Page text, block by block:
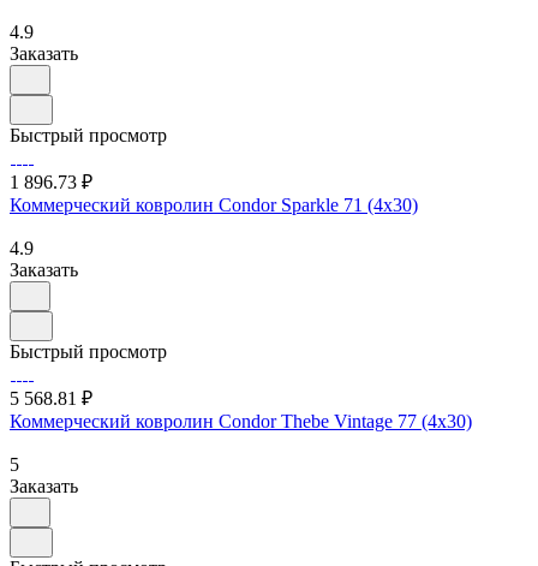
4.9
Заказать
Быстрый просмотр
1 896.73 ₽
Коммерческий ковролин Condor Sparkle 71 (4х30)
4.9
Заказать
Быстрый просмотр
5 568.81 ₽
Коммерческий ковролин Condor Thebe Vintage 77 (4х30)
5
Заказать